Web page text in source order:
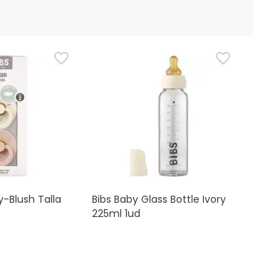
Blush Talla
Bibs Baby Glass Bottle Ivory
225ml 1ud